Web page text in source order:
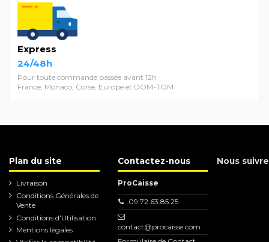
Express
24/48h
Pour toute commande passée avant 12h
France, Monaco, Corse, Europe et DOM-TOM
Plan du site
Livraison
Conditions Générales de
Vente
Conditions d'Utilisation
Mentions légales
Contactez-nous
ProCaisse
09.72.63.85.25
contact@procaisse.com
Nous suivre